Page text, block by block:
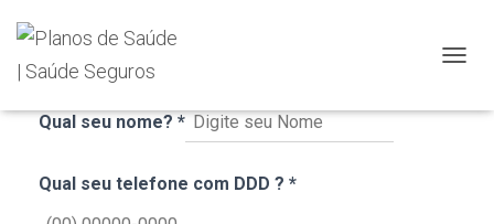
Simule seu Plano de Saúde
Qual seu nome? *
Qual seu telefone com DDD ? *